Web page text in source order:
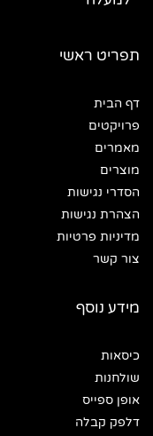
תפריט ראשי
דף הבית
פרויקטים
מאמרים
מוצרים
הסדרי נגישות
הצהרת נגישות
מדיניות פרטיות
צור קשר
מידע נוסף
כיסאות
שולחנות
אופן ספייס
דלפק קבלה